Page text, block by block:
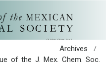
Archives /
of the J. Mex. Chem. Soc.